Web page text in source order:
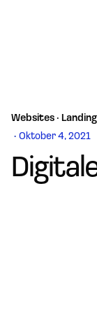
Websites ·
Oktober 4, 2021